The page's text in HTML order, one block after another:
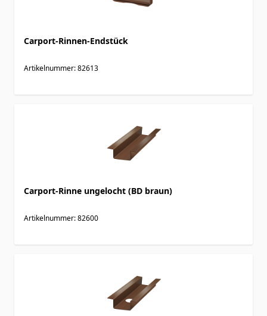
Carport-Rinnen-Endstück
Artikelnummer: 82613
Carport-Rinne ungelocht (BD braun)
Artikelnummer: 82600